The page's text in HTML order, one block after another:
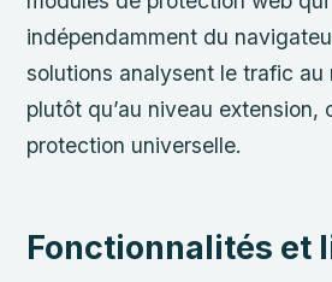
indépendamment du
solutions analysent le trafic au
plutôt qu’au niveau extension,
protection universelle.
Fonctionnalités et